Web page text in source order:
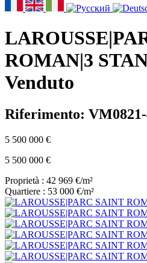
ROMAN|3
Venduto
Riferimento:
5 500 000 €
5 500 000 €
Proprietà : 42 969 €/m²
Quartiere : 53 000 €/m²